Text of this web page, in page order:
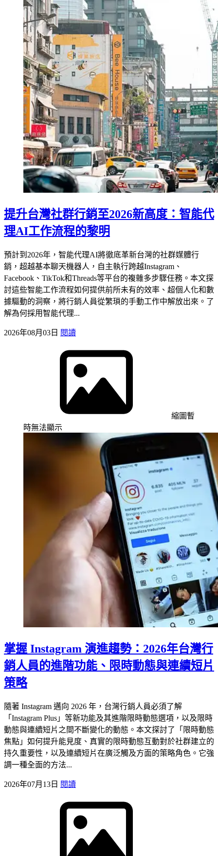
提升台灣社群行銷至2026新高度：智能代
理AI工作流程的黎明
預計到2026年，智能代理AI將徹底革新台灣的社群媒體行
銷，超越基本聊天機器人，自主執行跨越Instagram、
Facebook、TikTok和Threads等平台的複雜多步驟任務。本文探
討這些智能工作流程如何提供前所未有的效率、超個人化和數
據驅動的洞察，將行銷人員從繁瑣的手動工作中解放出來。了
解為何採用智能代理...
2026年08月03日 閱讀
縮圖暫
時無法顯示
掌握 Instagram 演進趨勢：2026年台灣行
銷人員的進階功能、限時動態與連續短片
策略
隨著 Instagram 邁向 2026 年，台灣行銷人員必須了解
「Instagram Plus」等新功能及其進階限時動態選項，以及限時
動態與連續短片之間不斷變化的動態。本文探討了「限時動態
焦點」如何提升能見度、真實的限時動態互動對於社群建立的
持久重要性，以及連續短片在廣泛觸及方面的策略角色。它強
調一種全面的方法...
2026年07月13日 閱讀